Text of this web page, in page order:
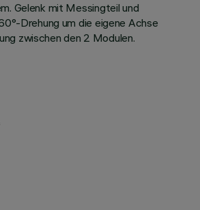
Gelenk mit Messingteil und
Drehung um die eigene Achse
zwischen den 2 Modulen.